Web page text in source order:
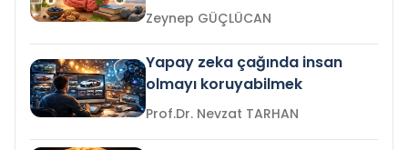
Zeynep GÜÇLÜCAN
Yapay zeka çağında insan
olmayı koruyabilmek
Prof.Dr. Nevzat TARHAN